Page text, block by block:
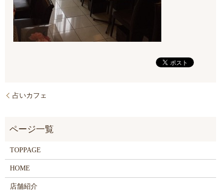
占いカフェ
TOPPAGE
HOME
店舗紹介